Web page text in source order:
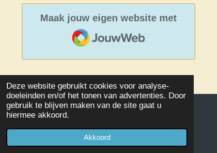
Deze website gebruikt cookies voor analyse-
doeleinden en/of het tonen van advertenties. Door
gebruik te blijven maken van de site gaat u
hiermee akkoord.
Akkoord
Maak jouw eigen website met
JouwWeb
Powered byJouwWeb